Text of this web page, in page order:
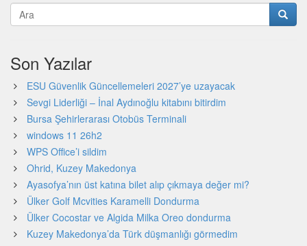
Son Yazılar
ESU Güvenlik Güncellemeleri 2027’ye uzayacak
Sevgi Liderliği – İnal Aydınoğlu kitabını bitirdim
Bursa Şehirlerarası Otobüs Terminali
windows 11 26h2
WPS Office’i sildim
Ohrid, Kuzey Makedonya
Ayasofya’nın üst katına bilet alıp çıkmaya değer mi?
Ülker Golf Mcvities Karamelli Dondurma
Ülker Cocostar ve Algida Milka Oreo dondurma
Kuzey Makedonya’da Türk düşmanlığı görmedim